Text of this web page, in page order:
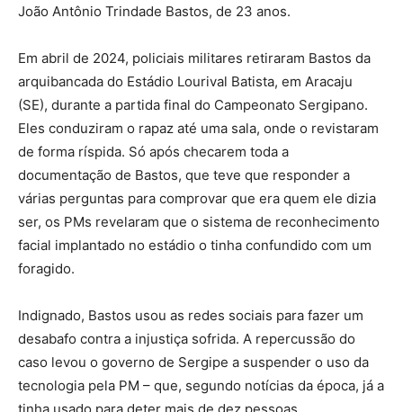
João Antônio Trindade Bastos, de 23 anos.
Em abril de 2024, policiais militares retiraram Bastos da
arquibancada do Estádio Lourival Batista, em Aracaju
(SE), durante a partida final do Campeonato Sergipano.
Eles conduziram o rapaz até uma sala, onde o revistaram
de forma ríspida. Só após checarem toda a
documentação de Bastos, que teve que responder a
várias perguntas para comprovar que era quem ele dizia
ser, os PMs revelaram que o sistema de reconhecimento
facial implantado no estádio o tinha confundido com um
foragido.
Indignado, Bastos usou as redes sociais para fazer um
desabafo contra a injustiça sofrida. A repercussão do
caso levou o governo de Sergipe a suspender o uso da
tecnologia pela PM – que, segundo notícias da época, já a